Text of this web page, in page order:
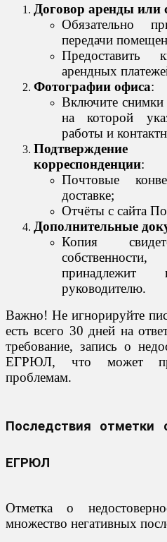
Договор аренды или
Обязательно
передачи
Предоставить
арендных
Фотографии офиса:
Включите снимки
на которой
работы и
корреспонденции:
Почтовые
доставке;
Отчёты с сайта
Дополнительные
Копия
руководителю.
Важно! Не игнорируйте
есть всего 30 дней на
требование, запись о
ЕГРЮЛ, что может
проблемам.
Последствия отметки
ЕГРЮЛ
Отметка о
множество негативных